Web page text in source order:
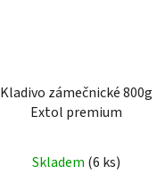
Kladivo zámečnické 800g
Extol premium
Skladem (6 ks)